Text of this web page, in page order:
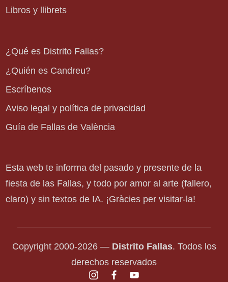
Libros y llibrets
¿Qué es Distrito Fallas?
¿Quién es Candreu?
Escríbenos
Aviso legal y política de privacidad
Guía de Fallas de València
Esta web te informa del pasado y presente de la
fiesta de las Fallas, y todo por amor al arte (fallero,
claro) y sin textos de IA. ¡Gràcies per visitar-la!
Copyright 2000-2026 — Distrito Fallas. Todos los
derechos reservados
instagram.com
facebook.com
youtube.com